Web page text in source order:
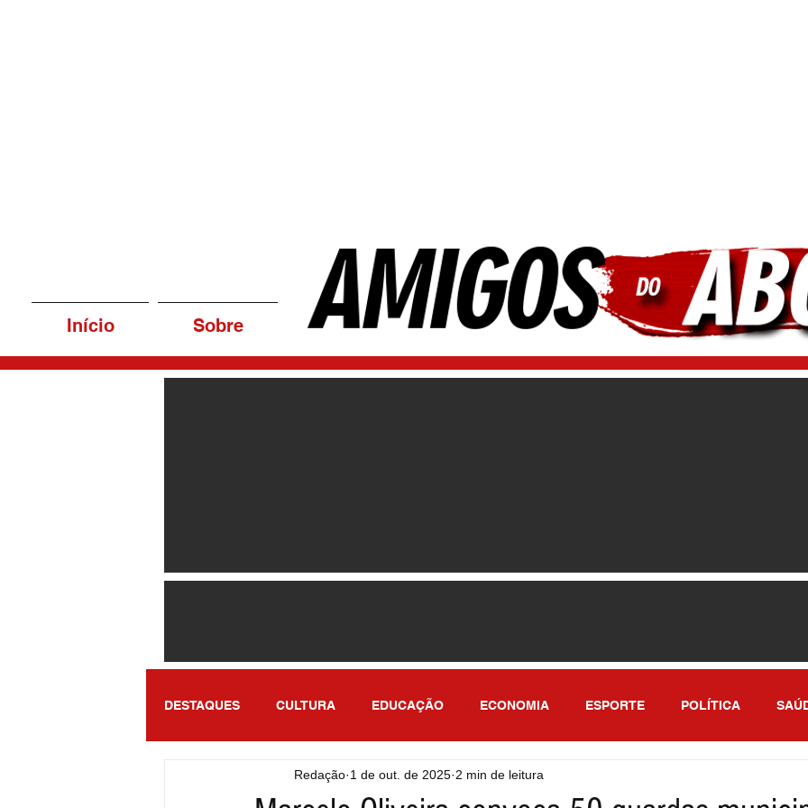
Início Sobre
DESTAQUES CULTURA EDUCAÇÃO ECONOMIA ESPORTE POLÍTICA
ENTRETENIMENTO SÃO PAULO
Redação 1 de out. de 2025 2 min de leitura